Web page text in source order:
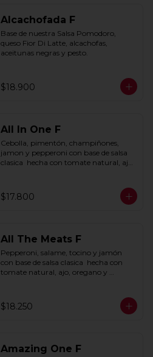
Alcachofada F
Base de nuestra Salsa Pomodoro,
queso Fior Di Latte, alcachofas,
aceitunas negras y pesto.
$18.900
All In One F
Cebolla, pimentón, champiñones,
jamon y pepperoni con base de salsa
clasica  hecha con tomate natural, ajo,
$17.800
All The Meats F
Pepperoni, salame, tocino y jamón
con base de salsa clasica  hecha con
tomate natural, ajo, oregano y
$18.250
Amazing One F